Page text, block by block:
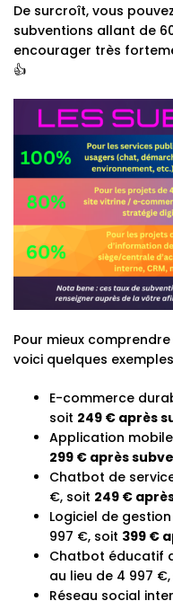
De surcroît, vous
subventions allant de
encourager très
👍
Pour mieux
voici quelques
E-commerce
soit 249 € après
Application
299 € après
Chatbot de
€, soit 249 €
Logiciel de
997 €, soit 399 €
Chatbot éducatif
au lieu de 4 997
Réseau social